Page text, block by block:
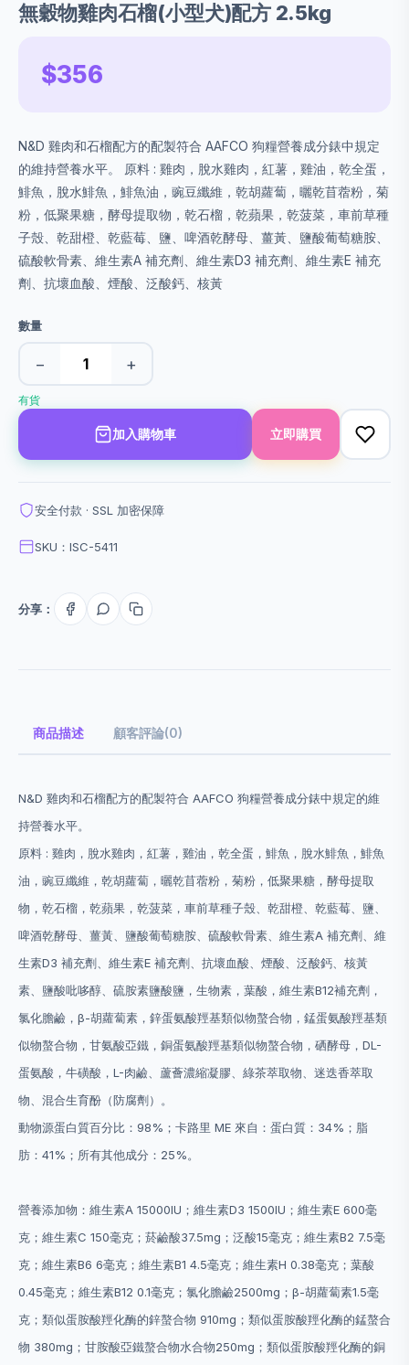
無穀物雞肉石榴(小型犬)配方 2.5kg
$356
N&D 雞肉和石榴配方的配製符合 AAFCO 狗糧營養成分錶中規定
的維持營養水平。 原料 : 雞肉，脫水雞肉，紅薯，雞油，乾全蛋，
鯡魚，脫水鯡魚，鯡魚油，豌豆纖維，乾胡蘿蔔，曬乾苜蓿粉，菊
粉，低聚果糖，酵母提取物，乾石榴，乾蘋果，乾菠菜，車前草種
子殼、乾甜橙、乾藍莓、鹽、啤酒乾酵母、薑黃、鹽酸葡萄糖胺、
硫酸軟骨素、維生素A 補充劑、維生素D3 補充劑、維生素E 補充
劑、抗壞血酸、煙酸、泛酸鈣、核黃
數量
− +
有貨
加入購物車 立即購買
安全付款 · SSL 加密保障
SKU：ISC-5411
分享：
商品描述 顧客評論(0)
N&D 雞肉和石榴配方的配製符合 AAFCO 狗糧營養成分錶中規定的維
持營養水平。
原料 : 雞肉，脫水雞肉，紅薯，雞油，乾全蛋，鯡魚，脫水鯡魚，鯡魚
油，豌豆纖維，乾胡蘿蔔，曬乾苜蓿粉，菊粉，低聚果糖，酵母提取
物，乾石榴，乾蘋果，乾菠菜，車前草種子殼、乾甜橙、乾藍莓、鹽、
啤酒乾酵母、薑黃、鹽酸葡萄糖胺、硫酸軟骨素、維生素A 補充劑、維
生素D3 補充劑、維生素E 補充劑、抗壞血酸、煙酸、泛酸鈣、核黃
素、鹽酸吡哆醇、硫胺素鹽酸鹽，生物素，葉酸，維生素B12補充劑，
氯化膽鹼，β-胡蘿蔔素，鋅蛋氨酸羥基類似物螯合物，錳蛋氨酸羥基類
似物螯合物，甘氨酸亞鐵，銅蛋氨酸羥基類似物螯合物，硒酵母，DL-
蛋氨酸，牛磺酸，L-肉鹼、蘆薈濃縮凝膠、綠茶萃取物、迷迭香萃取
物、混合生育酚（防腐劑）。
動物源蛋白質百分比：98%；卡路里 ME 來自：蛋白質：34%；脂
肪：41%；所有其他成分：25%。
營養添加物：維生素A 15000IU；維生素D3 1500IU；維生素E 600毫
克；維生素C 150毫克；菸鹼酸37.5mg；泛酸15毫克；維生素B2 7.5毫
克；維生素B6 6毫克；維生素B1 4.5毫克；維生素H 0.38毫克；葉酸
0.45毫克；維生素B12 0.1毫克；氯化膽鹼2500mg；β-胡蘿蔔素1.5毫
克；類似蛋胺酸羥化酶的鋅螯合物 910mg；類似蛋胺酸羥化酶的錳螯合
物 380mg；甘胺酸亞鐵螯合物水合物250mg；類似蛋胺酸羥化酶的銅